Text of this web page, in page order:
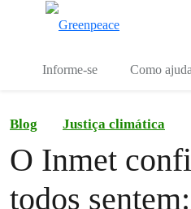
Informe-se Como
Blog Justiça climática
O Inmet
todos